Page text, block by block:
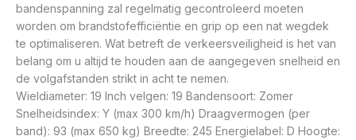
bandenspanning zal regelmatig gecontroleerd moeten
worden om brandstofefficiëntie en grip op een nat wegdek
te optimaliseren. Wat betreft de verkeersveiligheid is het van
belang om u altijd te houden aan de aangegeven snelheid en
de volgafstanden strikt in acht te nemen.
Wieldiameter: 19 Inch velgen: 19 Bandensoort: Zomer
Snelheidsindex: Y (max 300 km/h) Draagvermogen (per
band): 93 (max 650 kg) Breedte: 245 Energielabel: D Hoogte: